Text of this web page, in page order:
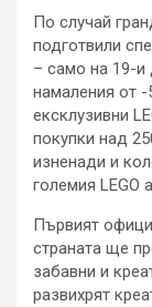
По случай
подготвили
– само на 19-и
намаления от -
ексклузивни
покупки над
изненади и
големия LEGO
Първият
страната ще
забавни и
развихрят